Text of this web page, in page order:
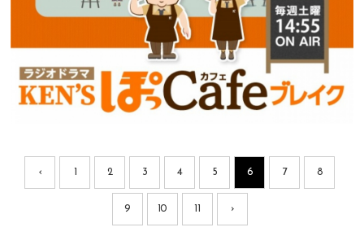
‹ 2 3 4 5 6 7 8
9 10 ›